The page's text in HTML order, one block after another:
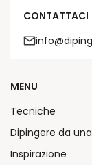
CONTATTACI
MENU
Tecniche
Dipingere da
Inspirazione